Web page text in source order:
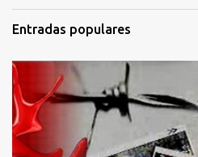
Entradas populares